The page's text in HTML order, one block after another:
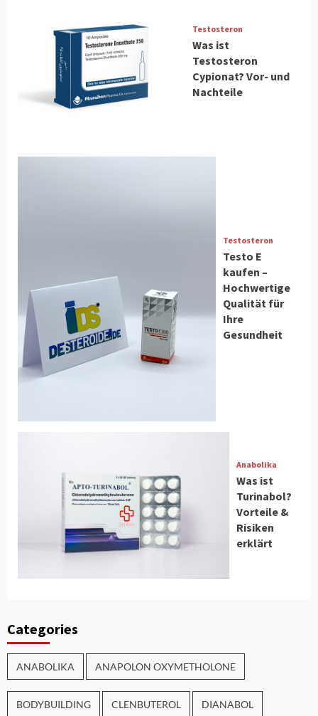
Testosteron
Was ist
Testosteron
Cypionat? Vor- und
Nachteile
Testosteron
Testo E
kaufen –
Hochwertige
Qualität für
Ihre
Gesundheit
Anabolika
Was ist
Turinabol?
Vorteile &
Risiken
erklärt
Categories
ANABOLIKA ANAPOLON OXYMETHOLONE
BODYBUILDING CLENBUTEROL DIANABOL